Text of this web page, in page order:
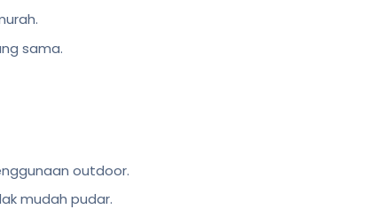
sama.
outdoor.
mudah pudar.